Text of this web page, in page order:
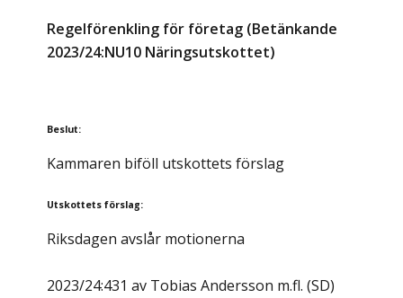
Regelförenkling för företag (Betänkande
2023/24:NU10 Näringsutskottet)
Beslut:
Kammaren biföll utskottets förslag
Utskottets förslag:
Riksdagen avslår motionerna
2023/24:431 av Tobias Andersson m.fl. (SD)